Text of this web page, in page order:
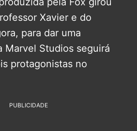
Xavier e do
para dar uma
Marvel Studios seguirá
protagonistas no
PUBLICIDADE